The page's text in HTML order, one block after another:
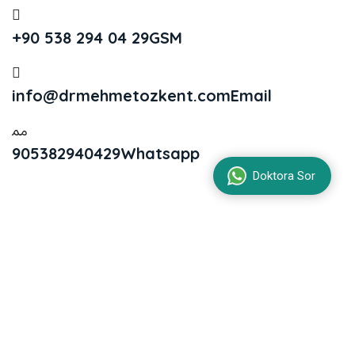
Doktora Sor
+90 538 294 04 29GSM
info@drmehmetozkent.comEmail
905382940429Whatsapp